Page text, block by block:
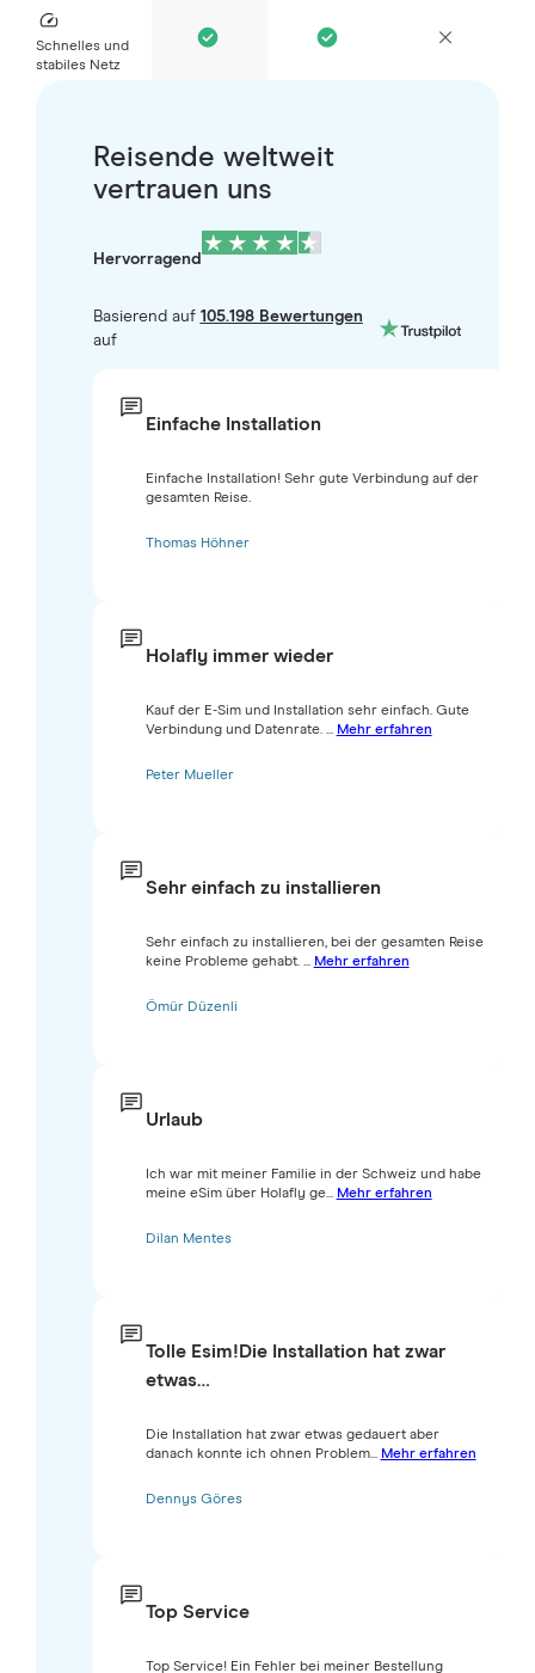
Schnelles und
stabiles Netz
Reisende weltweit
vertrauen uns
Hervorragend
Basierend auf 105.198 Bewertungen
auf
Einfache Installation
Einfache Installation! Sehr gute Verbindung auf der
gesamten Reise.
Thomas Höhner
Holafly immer wieder
Kauf der E-Sim und Installation sehr einfach. Gute
Verbindung und Datenrate. ... Mehr erfahren
Peter Mueller
Sehr einfach zu installieren
Sehr einfach zu installieren, bei der gesamten Reise
keine Probleme gehabt. ... Mehr erfahren
Ömür Düzenli
Urlaub
Ich war mit meiner Familie in der Schweiz und habe
meine eSim über Holafly ge... Mehr erfahren
Dilan Mentes
Tolle Esim!Die Installation hat zwar
etwas…
Die Installation hat zwar etwas gedauert aber
danach konnte ich ohnen Problem... Mehr erfahren
Dennys Göres
Top Service
Top Service! Ein Fehler bei meiner Bestellung